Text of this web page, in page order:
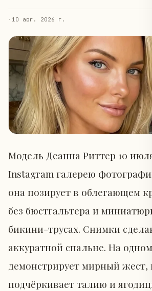
· 10 авг. 2026 г.
Модель Деанна Риттер 10
Instagram галерею
она позирует в облегающем
без бюстгальтера и
бикини-трусах. Снимки
аккуратной спальне. На одном
демонстрирует мирный жест,
подчёркивает талию и